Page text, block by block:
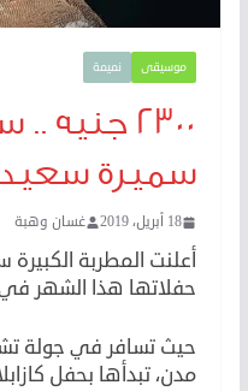
موسيقى نميمة
٢٣٠٠
سميرة سعيد
18 أبريل، 2019 غسان وهبة
أعلنت المطربة
حفلاتها هذا الشهر
حيث تسافر في جولة
مدن، تبدأها بحفل